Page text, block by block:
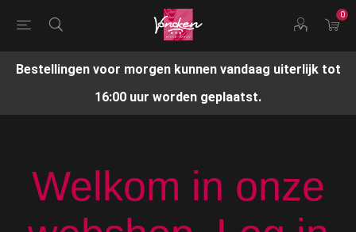
0
Bestellingen voor morgen kunnen vandaag uiterlijk tot
16:00 uur worden geplaatst.
Welkom in onze